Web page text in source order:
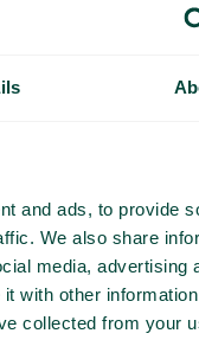
and ads, to provide
We also share
media, advertising
with other
collected from your
och undvika
som grund
Samtidigt
möjligt att fasa
och den
Telavox är
så bra som
på
håller